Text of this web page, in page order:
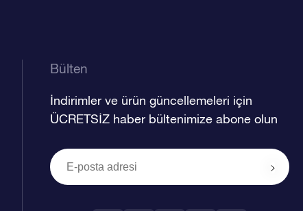
Bülten
İndirimler ve ürün güncellemeleri için
ÜCRETSİZ haber bültenimize abone olun